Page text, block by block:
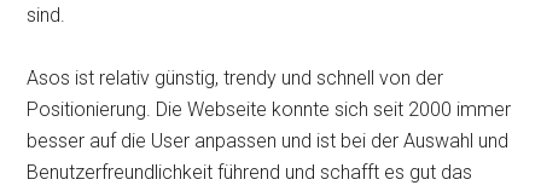
sind.
Asos ist relativ günstig, trendy und schnell von der
Positionierung. Die Webseite konnte sich seit 2000 immer
besser auf die User anpassen und ist bei der Auswahl und
Benutzerfreundlichkeit führend und schafft es gut das